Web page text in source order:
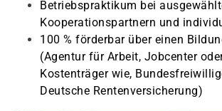
Betriebspraktikum bei
Kooperationspartnern und
100 % förderbar über einen
(Agentur für Arbeit, Jobcenter
Kostenträger wie,
Deutsche Rentenversicherung)